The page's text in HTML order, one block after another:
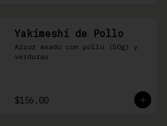
Yakimeshi de Pollo
Arroz asado con pollo (50g) y
verduras
$156.00